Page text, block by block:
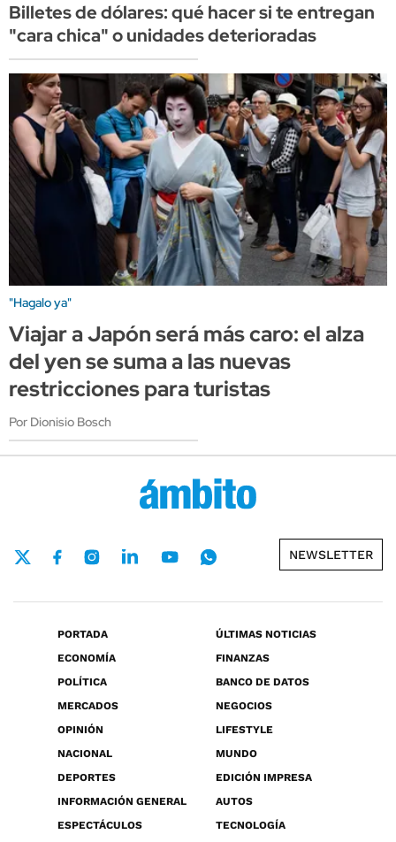
Billetes de dólares: qué hacer si te entregan
"cara chica" o unidades deterioradas
"Hagalo ya"
Viajar a Japón será más caro: el alza
del yen se suma a las nuevas
restricciones para turistas
Por Dionisio Bosch
NEWSLETTER
PORTADA
ÚLTIMAS NOTICIAS
ECONOMÍA
FINANZAS
POLÍTICA
BANCO DE DATOS
MERCADOS
NEGOCIOS
OPINIÓN
LIFESTYLE
NACIONAL
MUNDO
DEPORTES
EDICIÓN IMPRESA
INFORMACIÓN GENERAL
AUTOS
ESPECTÁCULOS
TECNOLOGÍA